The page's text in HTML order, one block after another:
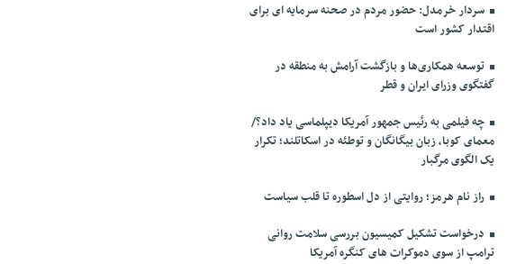
سردار خرمدل: حضور مردم در صحنه سرمایه ای برای
اقتدار کشور است
توسعه همکاری‌ها و بازگشت آرامش به منطقه در
گفتگوی وزرای ایران و قطر
چه فیلمی به رئیس جمهور آمریکا دیپلماسی یاد داد؟/
معمای کوبا، زبان بیگانگان و توطئه در اسکاتلند؛ تکرار
یک الگوی مرگبار
راز نام هرمز؛ روایتی از دل اسطوره تا قلب سیاست
درخواست تشکیل کمیسیون بررسی سلامت روانی
ترامپ از سوی دموکرات های کنگره آمریکا